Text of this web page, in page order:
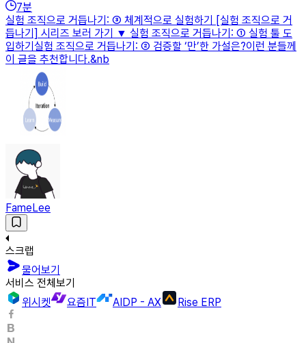
7분
실험 조직으로 거듭나기: ③ 체계적으로 실험하기 [실험 조직으로 거
듭나기] 시리즈 보러 가기 ▼ 실험 조직으로 거듭나기: ① 실험 툴 도
입하기실험 조직으로 거듭나기: ② 검증할 ‘만’한 가설은?이런 분들께
이 글을 추천합니다.&nb
FameLee
스크랩
물어보기
서비스 전체보기
위시켓
요즘IT AIDP - AX Rise ERP